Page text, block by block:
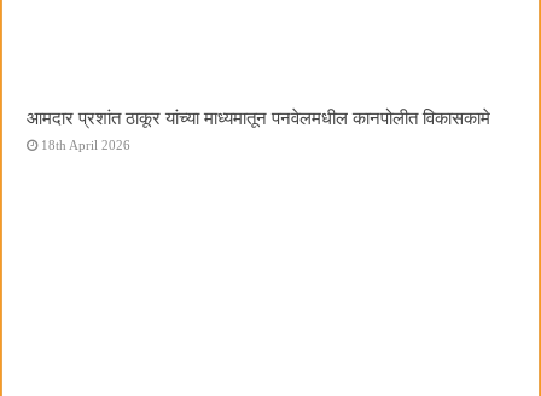
आमदार प्रशांत ठाकूर यांच्या माध्यमातून पनवेलमधील कानपोलीत विकासकामे
18th April 2026